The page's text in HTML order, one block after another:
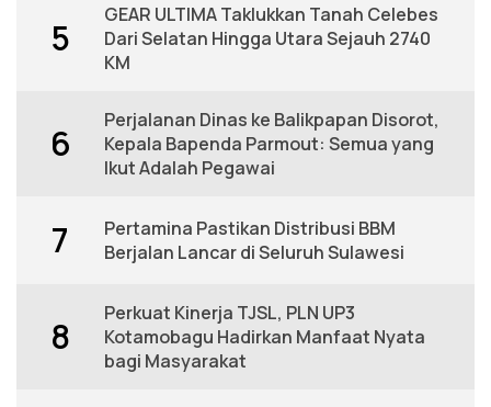
5
GEAR ULTIMA Taklukkan Tanah Celebes
Dari Selatan Hingga Utara Sejauh 2740
KM
6
Perjalanan Dinas ke Balikpapan Disorot,
Kepala Bapenda Parmout: Semua yang
Ikut Adalah Pegawai
7
Pertamina Pastikan Distribusi BBM
Berjalan Lancar di Seluruh Sulawesi
8
Perkuat Kinerja TJSL, PLN UP3
Kotamobagu Hadirkan Manfaat Nyata
bagi Masyarakat